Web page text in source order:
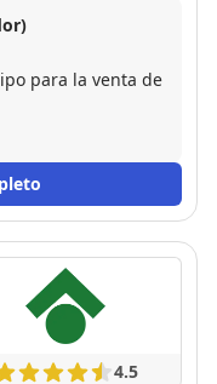
para la venta de
4.5